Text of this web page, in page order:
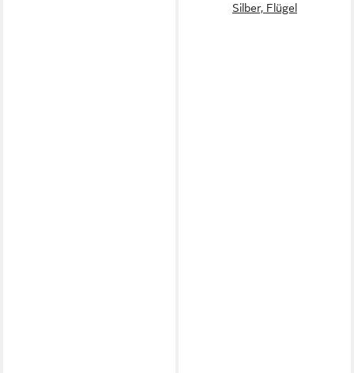
Silber, Flügel